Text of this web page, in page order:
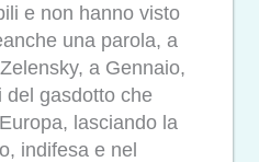
e non hanno visto
una parola, a
a Gennaio,
del gasdotto che
lasciando la
indifesa e nel